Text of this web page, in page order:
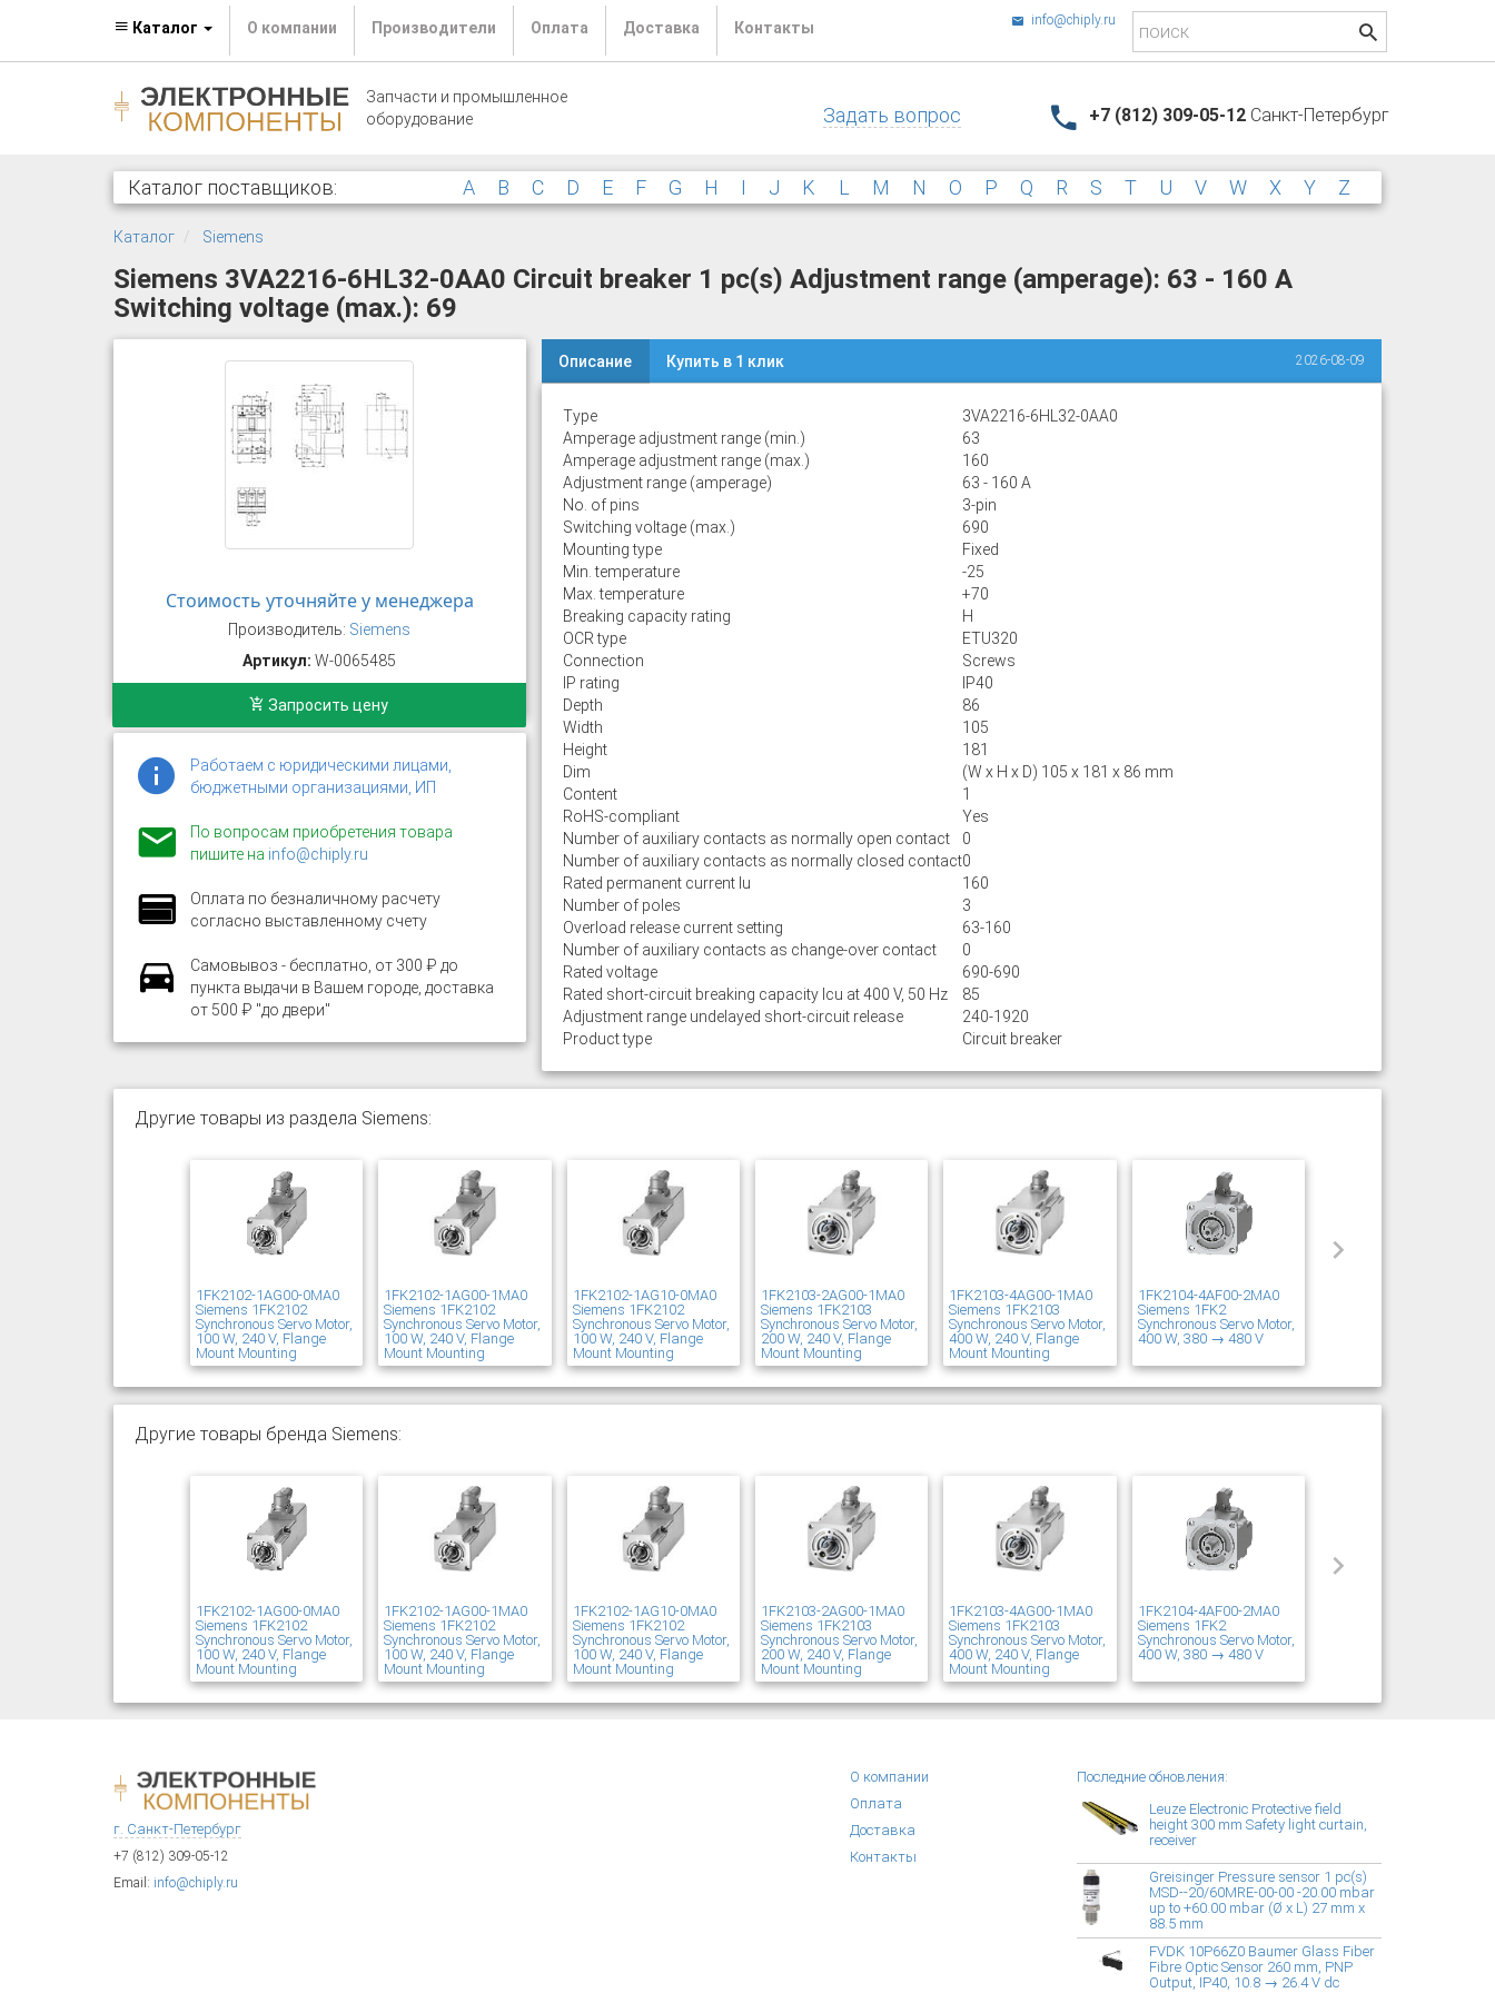
Каталог О компании Производители Оплата Доставка Контакты info@chiply.ru
Запчасти и промышленное
оборудование
Задать вопрос +7 (812) 309-05-12 Санкт-Петербург
Каталог поставщиков: A B C D E F G H I J K L M N O P Q R S T U VW XY Z
Каталог Siemens
Siemens 3VA2216-6HL32-0AA0 Circuit breaker 1 pc(s) Adjustment range (amperage): 63 - 160 A
Switching voltage (max.): 69
Стоимость уточняйте у менеджера
Производитель: Siemens
Артикул: W-0065485
Запросить цену
Работаем с юридическими лицами,
бюджетными организациями, ИП
По вопросам приобретения товара
пишите на info@chiply.ru
Оплата по безналичному расчету
согласно выставленному счету
Самовывоз - бесплатно, от 300 ₽ до
пункта выдачи в Вашем городе, доставка
от 500 ₽ "до двери"
Описание Купить в 1 клик 2026-08-09
Type
3VA2216-6HL32-0AA0
Amperage adjustment range (min.)
63
Amperage adjustment range (max.)
160
Adjustment range (amperage)
63 - 160 A
No. of pins
3-pin
Switching voltage (max.)
690
Mounting type
Fixed
Min. temperature
-25
Max. temperature
+70
Breaking capacity rating
H
OCR type
ETU320
Connection
Screws
IP rating
IP40
Depth
86
Width
105
Height
181
Dim
(W x H x D) 105 x 181 x 86 mm
Content
1
RoHS-compliant
Yes
Number of auxiliary contacts as normally open contact
0
Number of auxiliary contacts as normally closed contact0
Rated permanent current Iu
160
Number of poles
3
Overload release current setting
63-160
Number of auxiliary contacts as change-over contact
0
Rated voltage
690-690
Rated short-circuit breaking capacity lcu at 400 V, 50 Hz
85
Adjustment range undelayed short-circuit release
240-1920
Product type
Circuit breaker
Другие товары из раздела Siemens:
1FK2102-1AG00-0MA0
Siemens 1FK2102
Synchronous Servo Motor,
100 W, 240 V, Flange
Mount Mounting
1FK2102-1AG00-1MA0
Siemens 1FK2102
Synchronous Servo Motor,
100 W, 240 V, Flange
Mount Mounting
1FK2102-1AG10-0MA0
Siemens 1FK2102
Synchronous Servo Motor,
100 W, 240 V, Flange
Mount Mounting
1FK2103-2AG00-1MA0
Siemens 1FK2103
Synchronous Servo Motor,
200 W, 240 V, Flange
Mount Mounting
1FK2103-4AG00-1MA0
Siemens 1FK2103
Synchronous Servo Motor,
400 W, 240 V, Flange
Mount Mounting
1FK2104-4AF00-2MA0
Siemens 1FK2
Synchronous Servo Motor,
400 W, 380 → 480 V
Другие товары бренда Siemens:
1FK2102-1AG00-0MA0
Siemens 1FK2102
Synchronous Servo Motor,
100 W, 240 V, Flange
Mount Mounting
1FK2102-1AG00-1MA0
Siemens 1FK2102
Synchronous Servo Motor,
100 W, 240 V, Flange
Mount Mounting
1FK2102-1AG10-0MA0
Siemens 1FK2102
Synchronous Servo Motor,
100 W, 240 V, Flange
Mount Mounting
1FK2103-2AG00-1MA0
Siemens 1FK2103
Synchronous Servo Motor,
200 W, 240 V, Flange
Mount Mounting
1FK2103-4AG00-1MA0
Siemens 1FK2103
Synchronous Servo Motor,
400 W, 240 V, Flange
Mount Mounting
1FK2104-4AF00-2MA0
Siemens 1FK2
Synchronous Servo Motor,
400 W, 380 → 480 V
г. Санкт-Петербург
+7 (812) 309-05-12
Email: info@chiply.ru
О компании
Оплата
Доставка
Контакты
Последние обновления:
Leuze Electronic Protective field
height 300 mm Safety light curtain,
receiver
Greisinger Pressure sensor 1 pc(s)
MSD--20/60MRE-00-00 -20.00 mbar
up to +60.00 mbar (Ø x L) 27 mm x
88.5 mm
FVDK 10P66Z0 Baumer Glass Fiber
Fibre Optic Sensor 260 mm, PNP
Output, IP40, 10.8 → 26.4 V dc